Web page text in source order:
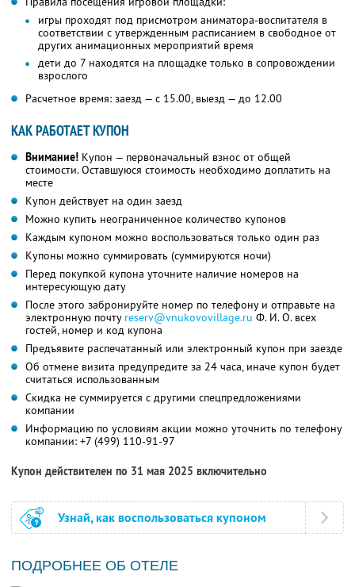
игры проходят под присмотром аниматора-воспитателя в
соответствии с утвержденным расписанием в свободное от
других анимационных мероприятий время
дети до 7 находятся на площадке только в сопровождении
взрослого
Расчетное время: заезд — с 15.00, выезд — до 12.00
КАК РАБОТАЕТ КУПОН
Внимание! Купон — первоначальный взнос от общей
стоимости. Оставшуюся стоимость необходимо доплатить на
месте
Купон действует на один заезд
Можно купить неограниченное количество купонов
Каждым купоном можно воспользоваться только один раз
Купоны можно суммировать (суммируются ночи)
Перед покупкой купона уточните наличие номеров на
интересующую дату
После этого забронируйте номер по телефону и отправьте на
электронную почту reserv@vnukovovillage.ru Ф. И. О.всех
гостей, номер и код купона
Предъявите распечатанный или электронный купон при заезде
Об отмене визита предупредите за 24 часа, иначе купон будет
считаться использованным
Скидка не суммируется с другими спецпредложениями
компании
Информацию по условиям акции можно уточнить по телефону
компании: +7 (499) 110-91-97
Купон действителен по 31 мая 2025 включительно
Узнай, как воспользоваться купоном
ПОДРОБНЕЕ ОБ ОТЕЛЕ